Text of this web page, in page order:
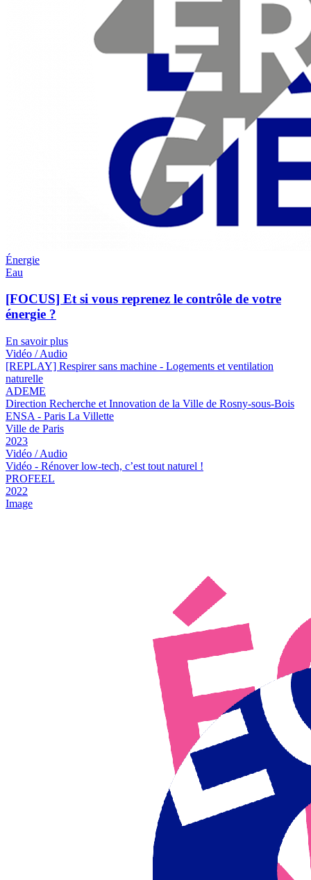
Énergie
Eau
[FOCUS] Et si vous reprenez le contrôle de votre
énergie ?
En savoir plus
Vidéo / Audio
[REPLAY] Respirer sans machine - Logements et ventilation
naturelle
ADEME
Direction Recherche et Innovation de la Ville de Rosny-sous-Bois
ENSA - Paris La Villette
Ville de Paris
2023
Vidéo / Audio
Vidéo - Rénover low-tech, c’est tout naturel !
PROFEEL
2022
Image